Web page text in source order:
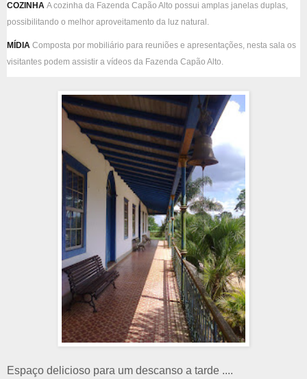
COZINHA A cozinha da Fazenda Capão Alto possui amplas janelas duplas,
possibilitando o melhor aproveitamento da luz natural.
MÍDIA Composta por mobiliário para reuniões e apresentações, nesta sala os
visitantes podem assistir a vídeos da Fazenda Capão Alto.
Espaço delicioso para um descanso a tarde ....